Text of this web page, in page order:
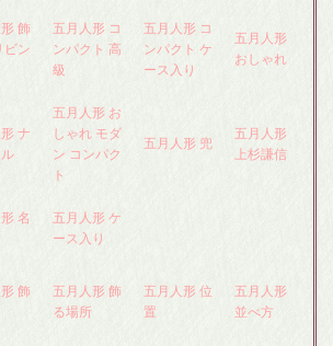
飾
ビン
五月人形 コ
ンパクト 高
級
五月人形 コ
ンパクト ケ
ース入り
五月人形
おしゃれ
ナ
五月人形 お
しゃれ モダ
ン コンパク
ト
五月人形 兜
五月人形
上杉謙信
名
五月人形 ケ
ース入り
飾
五月人形 飾
る場所
五月人形 位
置
五月人形
並べ方